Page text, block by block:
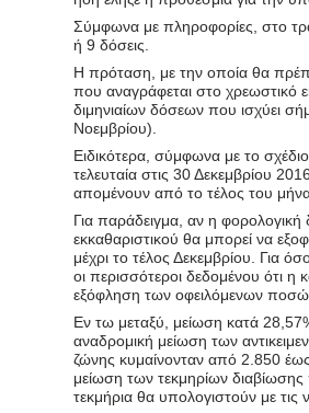
Σύμφωνα με πληροφορίες, στο
ή 9 δόσεις.
Η πρόταση, με την οποία θα
που αναγράφεται στο χρεωστικό
διμηνιαίων δόσεων που ισχύει
Νοεμβρίου).
Ειδικότερα, σύμφωνα με το
τελευταία στις 30 Δεκεμβρίου
απομένουν από το τέλος του μήνα
Για παράδειγμα, αν η φορολογική
εκκαθαριστικού θα μπορεί να
μέχρι το τέλος Δεκεμβρίου. Για
οι περισσότεροι δεδομένου ότι η
εξόφληση των οφειλόμενων
Εν τω μεταξύ, μείωση κατά 28,57%
αναδρομική μείωση των
ζώνης κυμαίνονταν από 2.850 έως
μείωση των τεκμηρίων
τεκμήρια θα υπολογιστούν με τις